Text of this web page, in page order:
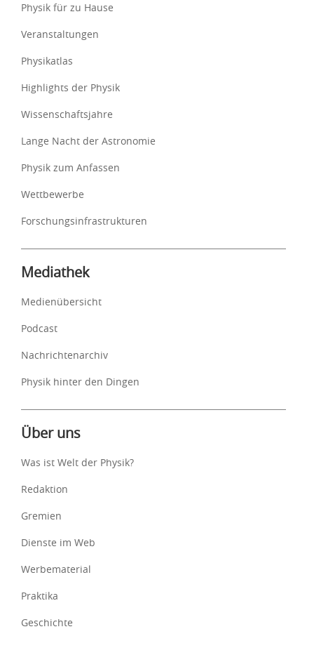
Physik für zu Hause
Veranstaltungen
Physikatlas
Highlights der Physik
Wissenschaftsjahre
Lange Nacht der Astronomie
Physik zum Anfassen
Wettbewerbe
Forschungsinfrastrukturen
Mediathek
Medienübersicht
Podcast
Nachrichtenarchiv
Physik hinter den Dingen
Über uns
Was ist Welt der Physik?
Redaktion
Gremien
Dienste im Web
Werbematerial
Praktika
Geschichte